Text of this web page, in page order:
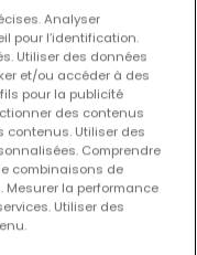
000 €
000 €
000 €
Analyser
pour l’identification.
Utiliser des données
et/ou accéder à des
pour la publicité
des contenus
contenus. Utiliser des
Comprendre
combinaisons de
la performance
Utiliser des